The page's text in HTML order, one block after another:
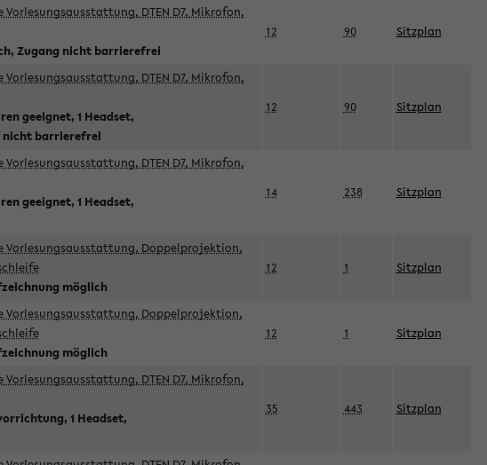
DTEN D7, Mikrofon,
Zugang nicht barrierefrei
12 90 Sitzplan
DTEN D7, Mikrofon,
geeignet, 1 Headset,
nicht barrierefrei
12 90 Sitzplan
DTEN D7, Mikrofon,
geeignet, 1 Headset,
14 238 Sitzplan
Vorlesungsausstattung, Doppelprojektion,
möglich
12 1 Sitzplan
Vorlesungsausstattung, Doppelprojektion,
möglich
12 1 Sitzplan
DTEN D7, Mikrofon,
1 Headset,
35 443 Sitzplan